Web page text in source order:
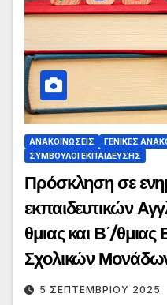
ΑΝΑΚΟΙΝΏΣΕΙΣ ΓΕΝΙΚΈΣ
ΣΎΜΒΟΥΛΟΙ ΕΚΠΑΊΔΕΥΣΗΣ
Πρόσκληση σε
εκπαιδευτικών
θμιας και Β΄/
Σχολικών
5 ΣΕΠΤΕΜΒΡΊΟΥ 2025